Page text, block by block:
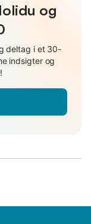
og
deltag i et 30-
indsigter og